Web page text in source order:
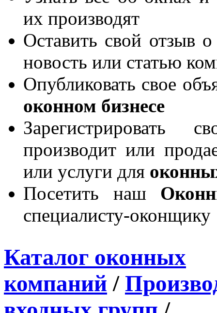
их производят
Оставить свой отзыв
новость или статью
Опубликовать свое
оконном бизнесе
производит или
или услуги для
Посетить наш
специалисту-оконщику
Каталог оконных
компаний /